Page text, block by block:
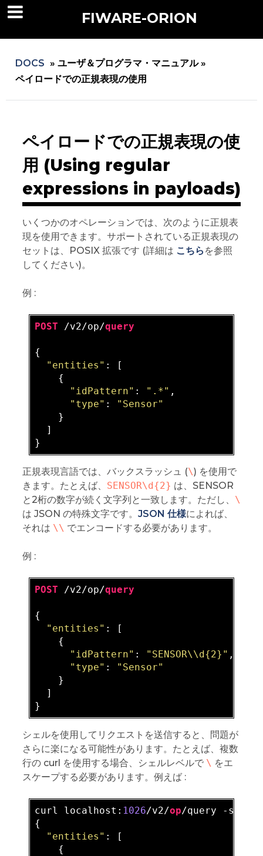
FIWARE-ORION
DOCS » ユーザ＆プログラマ・マニュアル »
ペイロードでの正規表現の使用
ペイロードでの正規表現の使
用 (Using regular
expressions in payloads)
いくつかのオペレーションでは、次のように正規表
現を使用できます。サポートされている正規表現の
セットは、POSIX 拡張です (詳細は こちら を参照
してください)。
例 :
POST /v2/op/query
{
"entities" : [
    {
"idPattern" : ".*" ,
"type" :
"Sensor"
    }
  ]
正規表現言語では、バックスラッシュ (\) を使用で
きます。たとえば、 SENSOR\d{2} は、SENSOR
と2桁の数字が続く文字列と一致します。ただし、 \
は JSON の特殊文字です。 JSON 仕様によれば、
それは \\ でエンコードする必要があります。
例 :
POST /v2/op/query
{
"entities" : [
    {
"idPattern" : "SENSOR\\d{2}" ,
"type" :
"Sensor"
    }
  ]
シェルを使用してリクエストを送信すると、問題が
さらに楽になる可能性があります。たとえば、複数
行の curl を使用する場合、シェルレベルで \ をエ
スケープする必要があります。例えば :
curl localhost: 1026/v2/op/query -s -
{
"entities" : [
    {